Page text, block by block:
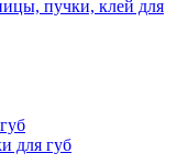
пучки, клей для
для губ